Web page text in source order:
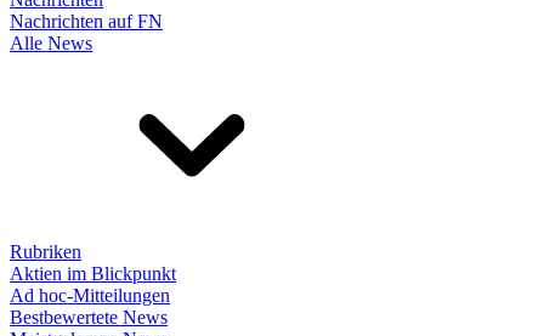
Nachrichten auf FN
Alle News
Rubriken
Aktien im Blickpunkt
Ad hoc-Mitteilungen
Bestbewertete News